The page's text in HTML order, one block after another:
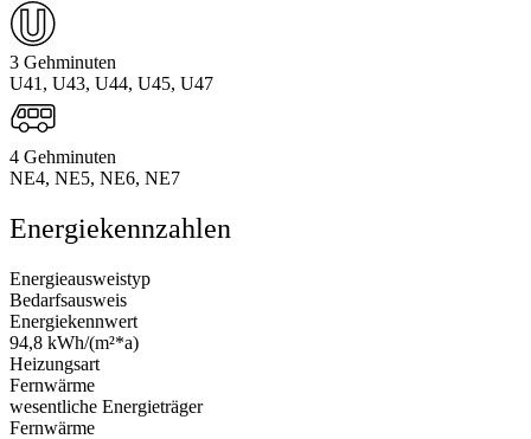
3 Gehminuten
U41, U43, U44, U45, U47
4 Gehminuten
NE4, NE5, NE6, NE7
Energiekennzahlen
Energieausweistyp
Bedarfsausweis
Energiekennwert
94,8 kWh/(m²*a)
Heizungsart
Fernwärme
wesentliche Energieträger
Fernwärme